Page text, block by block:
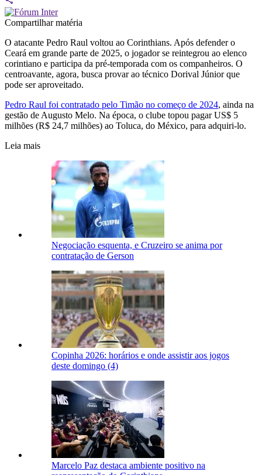
Compartilhar matéria
O atacante Pedro Raul voltou ao Corinthians. Após defender o
Ceará em grande parte de 2025, o jogador se reintegrou ao elenco
corintiano e participa da pré-temporada com os companheiros. O
centroavante, agora, busca provar ao técnico Dorival Júnior que
pode ser aproveitado.
Pedro Raul foi contratado pelo Timão no começo de 2024, ainda na
gestão de Augusto Melo. Na época, o clube topou pagar US$ 5
milhões (R$ 24,7 milhões) ao Toluca, do México, para adquiri-lo.
Leia mais
Negociação esquenta, e Cruzeiro se anima por
contratação de Gerson
Copinha 2026: horários e onde assistir aos jogos
deste domingo (4)
Marcelo Paz destaca ambiente positivo na